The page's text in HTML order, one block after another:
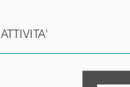
ATTIVITA'